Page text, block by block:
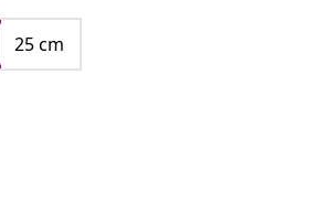
25 cm